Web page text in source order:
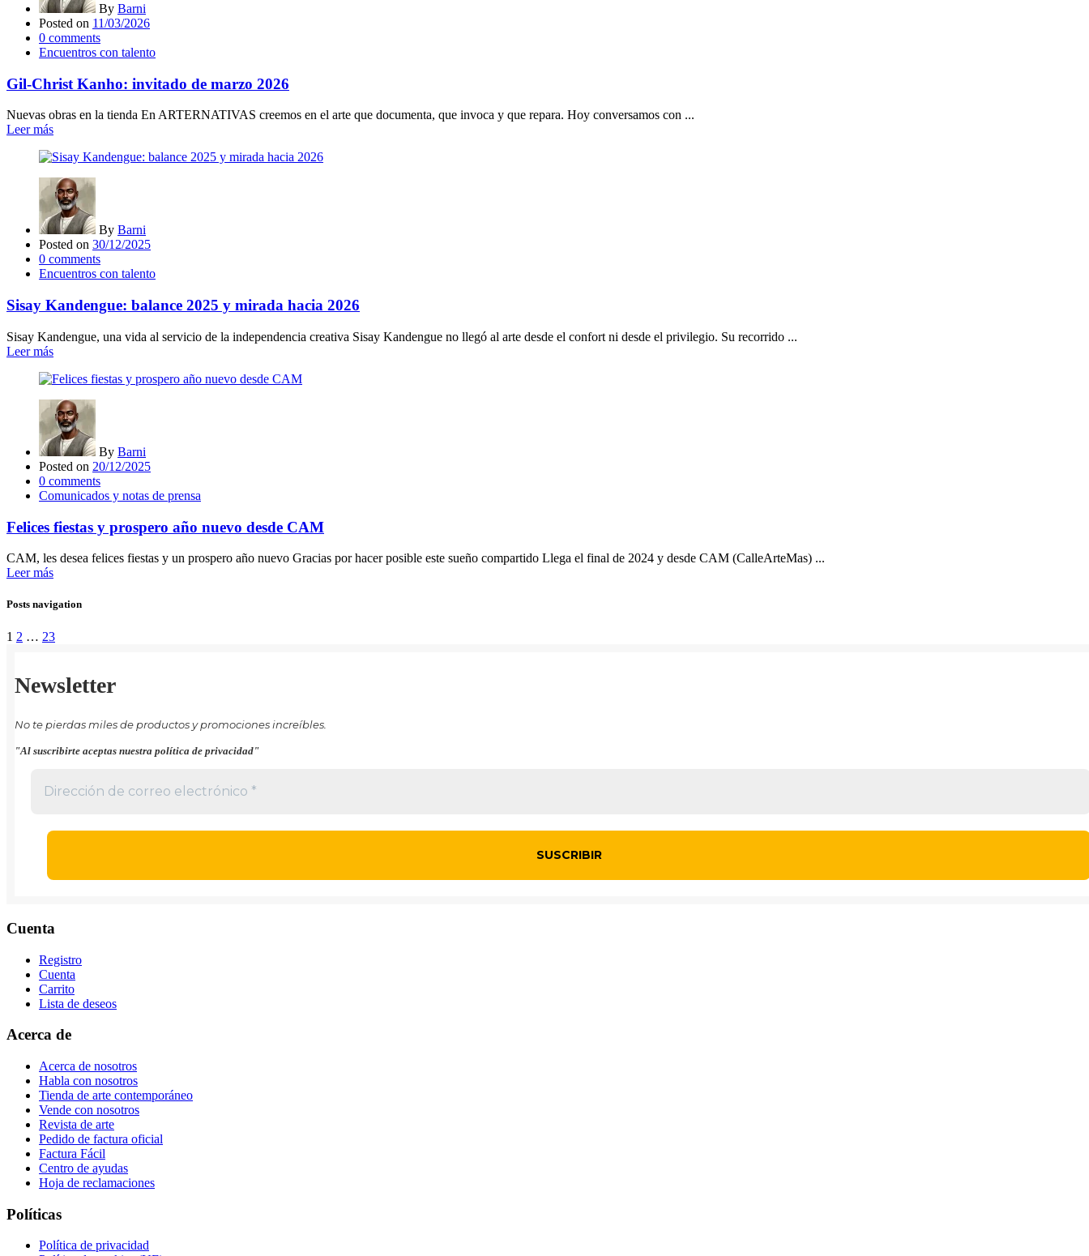
By Barni
Posted on 11/03/2026
0 comments
Encuentros con talento
Gil-Christ Kanho: invitado de marzo 2026
Nuevas obras en la tienda En ARTERNATIVAS creemos en el arte que documenta, que invoca y que repara. Hoy conversamos con ...
Leer más
By Barni
Posted on 30/12/2025
0 comments
Encuentros con talento
Sisay Kandengue: balance 2025 y mirada hacia 2026
Sisay Kandengue, una vida al servicio de la independencia creativa Sisay Kandengue no llegó al arte desde el confort ni desde el privilegio. Su recorrido ...
Leer más
By Barni
Posted on 20/12/2025
0 comments
Comunicados y notas de prensa
Felices fiestas y prospero año nuevo desde CAM
CAM, les desea felices fiestas y un prospero año nuevo Gracias por hacer posible este sueño compartido Llega el final de 2024 y desde CAM (CalleArteMas) ...
Leer más
Posts navigation
1 2 … 23
Newsletter
No te pierdas miles de productos y promociones increíbles.
"Al suscribirte aceptas nuestra política de privacidad"
Cuenta
Registro
Cuenta
Carrito
Lista de deseos
Acerca de
Acerca de nosotros
Habla con nosotros
Tienda de arte contemporáneo
Vende con nosotros
Revista de arte
Pedido de factura oficial
Factura Fácil
Centro de ayudas
Hoja de reclamaciones
Políticas
Política de privacidad